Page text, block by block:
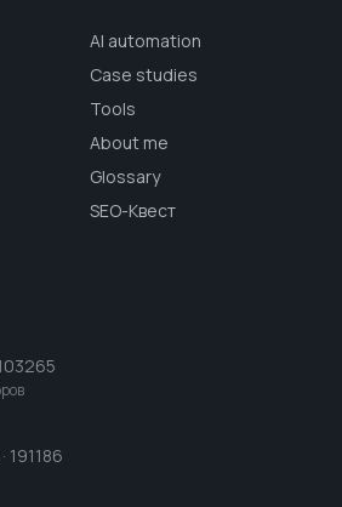
AI automation
Case studies
Tools
About me
Glossary
SEO-Квест
· 191186